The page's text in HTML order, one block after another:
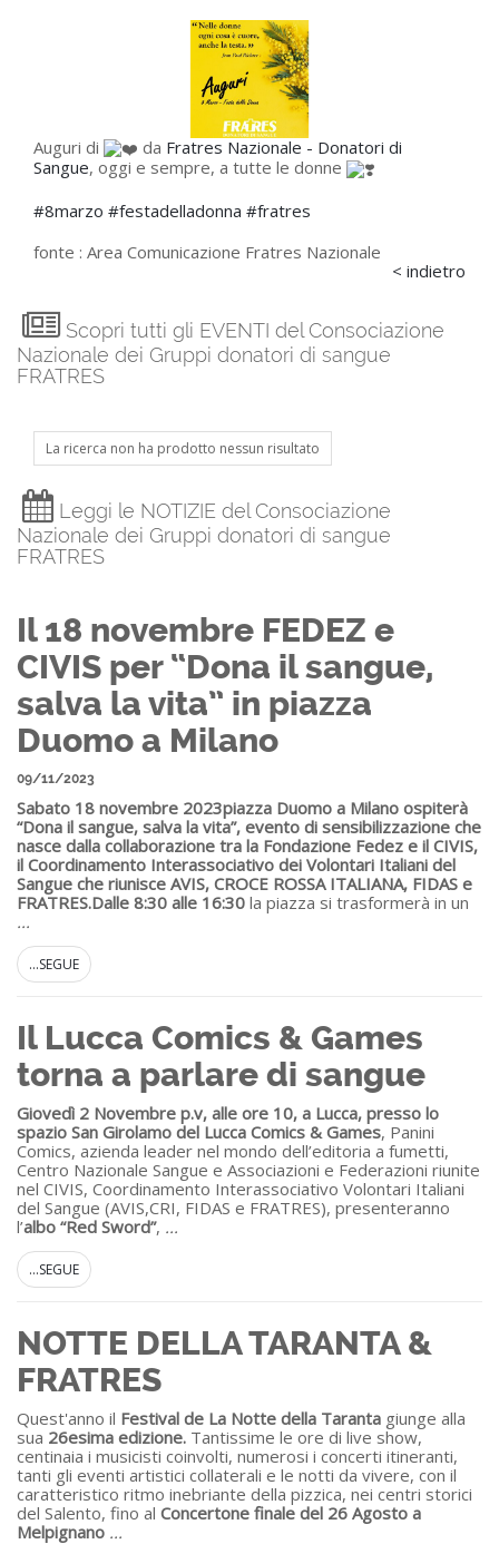
Auguri di da Fratres Nazionale - Donatori di
Sangue, oggi e sempre, a tutte le donne
#8marzo #festadelladonna #fratres
fonte : Area Comunicazione Fratres Nazionale
< indietro
Scopri tutti gli EVENTI del Consociazione
Nazionale dei Gruppi donatori di sangue
FRATRES
La ricerca non ha prodotto nessun risultato
Leggi le NOTIZIE del Consociazione
Nazionale dei Gruppi donatori di sangue
FRATRES
Il 18 novembre FEDEZ e
CIVIS per “Dona il sangue,
salva la vita” in piazza
Duomo a Milano
09/11/2023
Sabato 18 novembre 2023piazza Duomo a Milano ospiterà
“Dona il sangue, salva la vita”, evento di sensibilizzazione che
nasce dalla collaborazione tra la Fondazione Fedez e il CIVIS,
il Coordinamento Interassociativo dei Volontari Italiani del
Sangue che riunisce AVIS, CROCE ROSSA ITALIANA, FIDAS e
FRATRES.Dalle 8:30 alle 16:30 la piazza si trasformerà in un
...
...SEGUE
Il Lucca Comics & Games
torna a parlare di sangue
Giovedì 2 Novembre p.v, alle ore 10, a Lucca, presso lo
spazio San Girolamo del Lucca Comics & Games, Panini
Comics, azienda leader nel mondo dell’editoria a fumetti,
Centro Nazionale Sangue e Associazioni e Federazioni riunite
nel CIVIS, Coordinamento Interassociativo Volontari Italiani
del Sangue (AVIS,CRI, FIDAS e FRATRES), presenteranno
l’albo “Red Sword”, ...
...SEGUE
NOTTE DELLA TARANTA &
FRATRES
Quest'anno il Festival de La Notte della Taranta giunge alla
sua 26esima edizione. Tantissime le ore di live show,
centinaia i musicisti coinvolti, numerosi i concerti itineranti,
tanti gli eventi artistici collaterali e le notti da vivere, con il
caratteristico ritmo inebriante della pizzica, nei centri storici
del Salento, fino al Concertone finale del 26 Agosto a
Melpignano ...